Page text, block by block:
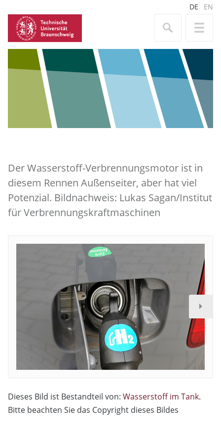
DE EN
Der Wasserstoff-Verbrennungsmotor ist in
diesem Rennen Außenseiter, aber hat viel
Potenzial. Bildnachweis: Lukas Sagan/Institut
für Verbrennungskraftmaschinen
Dieses Bild ist Bestandteil von: Wasserstoff im Tank.
Bitte beachten Sie das Copyright dieses Bildes